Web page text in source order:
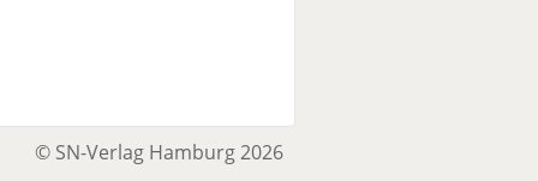
© SN-Verlag Hamburg 2026